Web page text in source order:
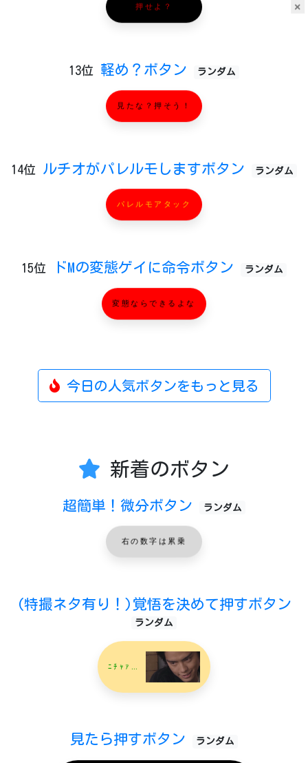
×
押せよ？
13位 軽め？ボタン ランダム
見たな？押そう！
14位 ルチオがパレルモしますボタン ランダム
パレルモアタック
15位 ドMの変態ゲイに命令ボタン ランダム
変態ならできるよな
今日の人気ボタンをもっと見る
新着のボタン
超簡単！微分ボタン ランダム
右の数字は累乗
(特撮ネタ有り！)覚悟を決めて押すボタン
ランダム
ﾆﾁｬｧ…
見たら押すボタン ランダム